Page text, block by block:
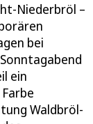
Niederbröl –
bei
ein
Waldbröl-